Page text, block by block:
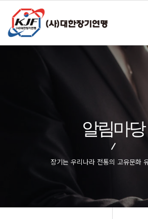
알림마당
장기는 우리나라 전통의 고유문화